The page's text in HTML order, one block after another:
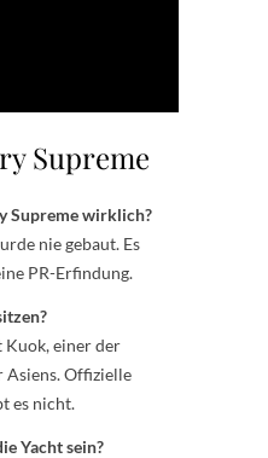
Supreme
Supreme wirklich?
nie gebaut. Es
PR-Erfindung.
einer der
Asiens. Offizielle
es nicht.
Yacht sein?